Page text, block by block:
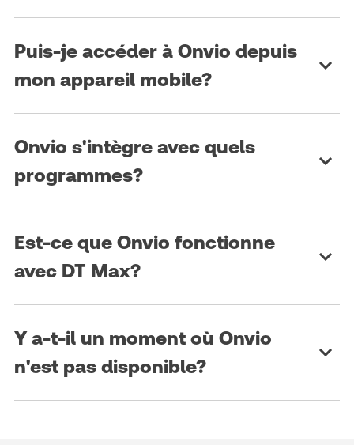
Puis-je accéder à Onvio depuis
mon appareil mobile?
Onvio s'intègre avec quels
programmes?
Est-ce que Onvio fonctionne
avec DT Max?
Y a-t-il un moment où Onvio
n'est pas disponible?